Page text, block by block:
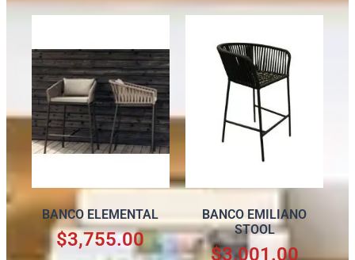
BANCO ELEMENTAL
$3,755.00
BANCO EMILIANO
STOOL
$3,001.00